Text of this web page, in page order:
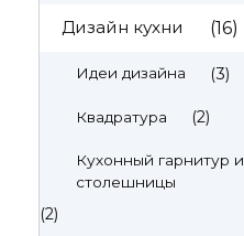
Дизайн кухни (16)
Идеи дизайна (3)
Квадратура (2)
Кухонный гарнитур и
столешницы
(2)